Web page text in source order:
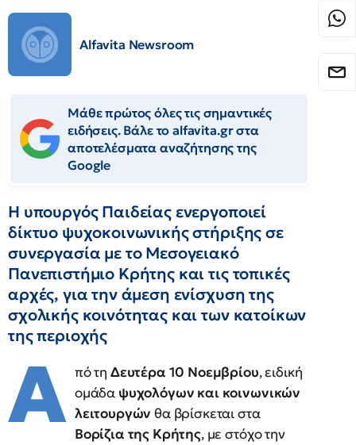
Alfavita Newsroom
Μάθε πρώτος όλες τις σημαντικές
ειδήσεις. Βάλε το alfavita.gr στα
αποτελέσματα αναζήτησης της
Google
Η υπουργός Παιδείας ενεργοποιεί
δίκτυο ψυχοκοινωνικής στήριξης σε
συνεργασία με το Μεσογειακό
Πανεπιστήμιο Κρήτης και τις τοπικές
αρχές, για την άμεση ενίσχυση της
σχολικής κοινότητας και των κατοίκων
της περιοχής
Α πό τη Δευτέρα 10 Νοεμβρίου, ειδική
ομάδα ψυχολόγων και κοινωνικών
λειτουργών θα βρίσκεται στα
Βορίζια της Κρήτης, με στόχο την